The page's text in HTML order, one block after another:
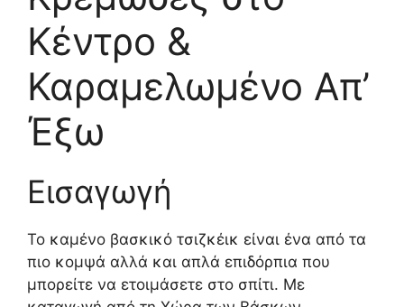
Κέντρο &
Καραμελωμένο Απ’
Έξω
Εισαγωγή
Το καμένο βασκικό τσιζκέικ είναι ένα από τα
πιο κομψά αλλά και απλά επιδόρπια που
μπορείτε να ετοιμάσετε στο σπίτι. Με